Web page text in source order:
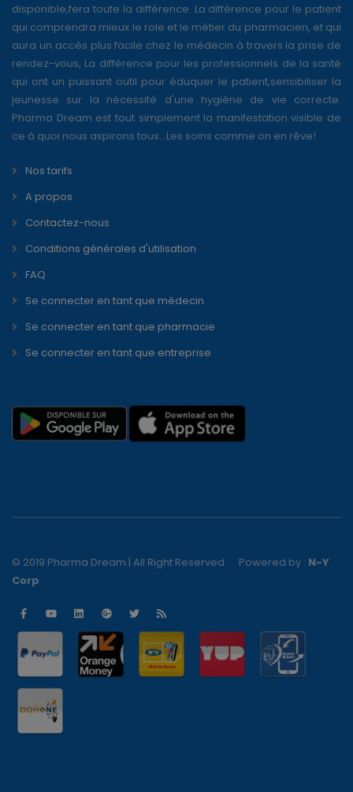
disponible,fera toute la différence. La différence pour le patient
qui comprendra mieux le role et le métier du pharmacien, et qui
aura un accès plus facile chez le médecin à travers la prise de
rendez-vous, La différence pour les professionnels de la santé
qui ont un puissant outil pour éduquer le patient,sensibiliser la
jeunesse sur la nécessité d'une hygiène de vie correcte.
Pharma Dream est tout simplement la manifestation visible de
ce à quoi nous aspirons tous...Les soins comme on en rêve!
Nos tarifs
A propos
Contactez-nous
Conditions générales d'utilisation
FAQ
Se connecter en tant que médecin
Se connecter en tant que pharmacie
Se connecter en tant que entreprise
© 2019 Pharma Dream | All Right Reserved Powered by : N-Y
Corp